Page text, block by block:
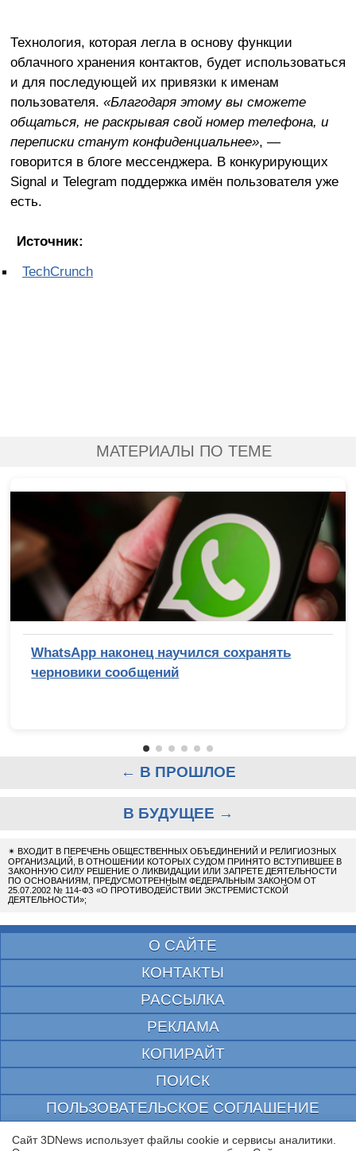
Технология, которая легла в основу функции
облачного хранения контактов, будет использоваться
и для последующей их привязки к именам
пользователя. «Благодаря этому вы сможете
общаться, не раскрывая свой номер телефона, и
переписки станут конфиденциальнее», —
говорится в блоге мессенджера. В конкурирующих
Signal и Telegram поддержка имён пользователя уже
есть.
Источник:
TechCrunch
МАТЕРИАЛЫ ПО ТЕМЕ
WhatsApp наконец научился сохранять
черновики сообщений
← В ПРОШЛОЕ
В БУДУЩЕЕ →
✴ ВХОДИТ В ПЕРЕЧЕНЬ ОБЩЕСТВЕННЫХ ОБЪЕДИНЕНИЙ И РЕЛИГИОЗНЫХ
ОРГАНИЗАЦИЙ, В ОТНОШЕНИИ КОТОРЫХ СУДОМ ПРИНЯТО ВСТУПИВШЕЕ В
ЗАКОННУЮ СИЛУ РЕШЕНИЕ О ЛИКВИДАЦИИ ИЛИ ЗАПРЕТЕ ДЕЯТЕЛЬНОСТИ
ПО ОСНОВАНИЯМ, ПРЕДУСМОТРЕННЫМ ФЕДЕРАЛЬНЫМ ЗАКОНОМ ОТ
25.07.2002 № 114-ФЗ «О ПРОТИВОДЕЙСТВИИ ЭКСТРЕМИСТСКОЙ
ДЕЯТЕЛЬНОСТИ»;
О САЙТЕ
КОНТАКТЫ
РАССЫЛКА
РЕКЛАМА
КОПИРАЙТ
ПОИСК
ПОЛЬЗОВАТЕЛЬСКОЕ СОГЛАШЕНИЕ
ЗАЩИЩЕНО CURATOR
Сайт 3DNews использует файлы cookie и сервисы аналитики.